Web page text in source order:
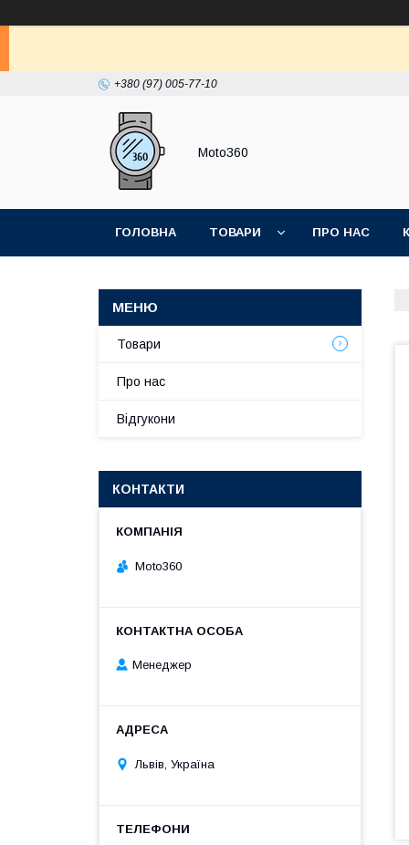
+380 (97) 005-77-10
Moto360
ГОЛОВНА ТОВАРИ ПРО НАС
Товари
Про нас
Відгукони
КОНТАКТИ
Moto360
Менеджер
Львів, Україна